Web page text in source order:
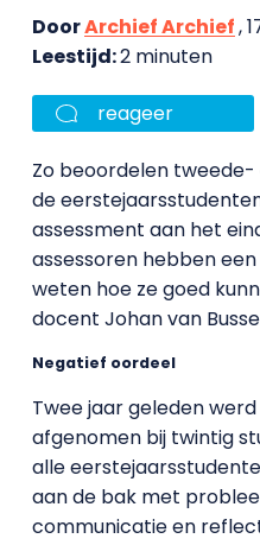
DoorArchief Archief,
Leestijd:2 minuten
reageer
Zo beoordelen
de
assessment aan het
assessoren hebben
weten hoe ze goed
docent Johan van
Negatief oordeel
Twee jaar geleden
afgenomen bij twintig
alle
aan de bak met
communicatie en